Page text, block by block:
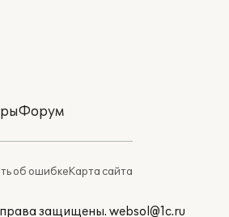
Форум
об ошибкеКарта сайта
права защищены. websol@1c.ru